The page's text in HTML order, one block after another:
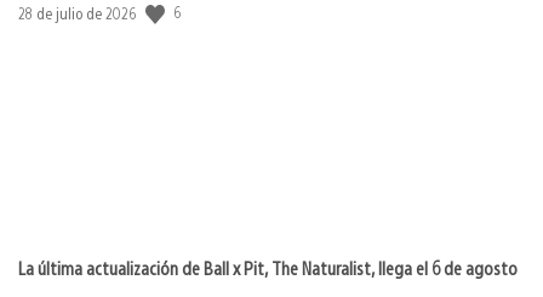
Fecha
28 de julio de 2026 6
La última actualización de Ball x Pit, The Naturalist, llega el 6 de agosto